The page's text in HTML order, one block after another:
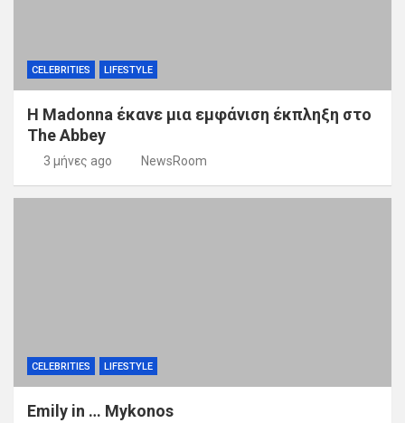
CELEBRITIES LIFESTYLE
Η Madonna έκανε μια εμφάνιση έκπληξη στο
The Abbey
3 μήνες ago NewsRoom
CELEBRITIES LIFESTYLE
Emily in … Mykonos